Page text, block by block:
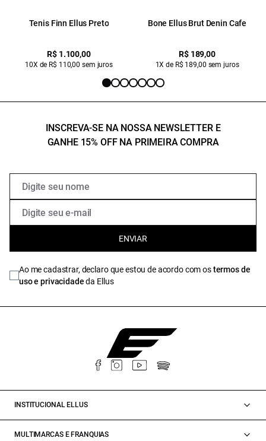
Tenis Finn Ellus Preto
R$ 1.100,00
10X de R$ 110,00 sem juros
Bone Ellus Brut Denin Cafe
R$ 189,00
1X de R$ 189,00 sem juros
INSCREVA-SE NA NOSSA NEWSLETTER E
GANHE 15% OFF NA PRIMEIRA COMPRA
ENVIAR
Ao me cadastrar, declaro que estou de acordo com ostermos de
uso e privacidadeda Ellus
INSTITUCIONAL ELLUS
MULTIMARCAS E FRANQUIAS